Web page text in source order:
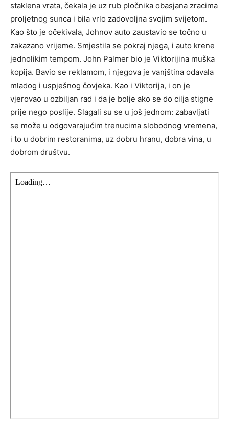
staklena vrata, čekala je uz rub pločnika obasjana zracima
proljetnog sunca i bila vrlo zadovoljna svojim svijetom.
Kao što je očekivala, Johnov auto zaustavio se točno u
zakazano vrijeme. Smjestila se pokraj njega, i auto krene
jednolikim tempom. John Palmer bio je Viktorijina muška
kopija. Bavio se reklamom, i njegova je vanjština odavala
mladog i uspješnog čovjeka. Kao i Viktorija, i on je
vjerovao u ozbiljan rad i da je bolje ako se do cilja stigne
prije nego poslije. Slagali su se u još jednom: zabavljati
se može u odgovarajućim trenucima slobodnog vremena,
i to u dobrim restoranima, uz dobru hranu, dobra vina, u
dobrom društvu.